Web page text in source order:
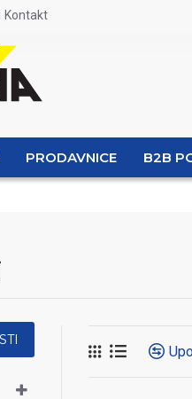
Kontakt
PRODAVNICE B2B